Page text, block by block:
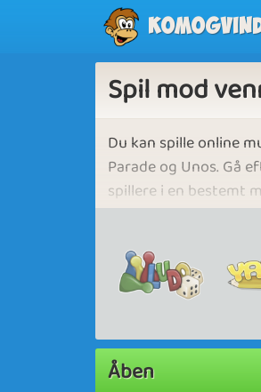
Spil mod
Du kan spille online
Parade og Unos. Gå
spillere i en bestemt
over lang tid, kan du
Deltagere i
turneringen er
opfordrer alle
Åben